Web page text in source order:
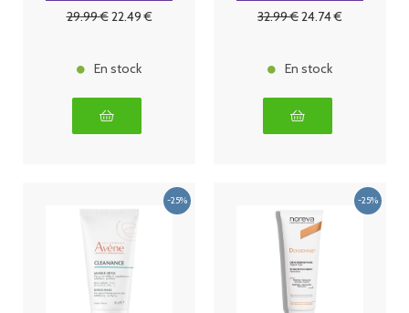
29.99€22.49€
En stock
32.99€24.74€
En stock